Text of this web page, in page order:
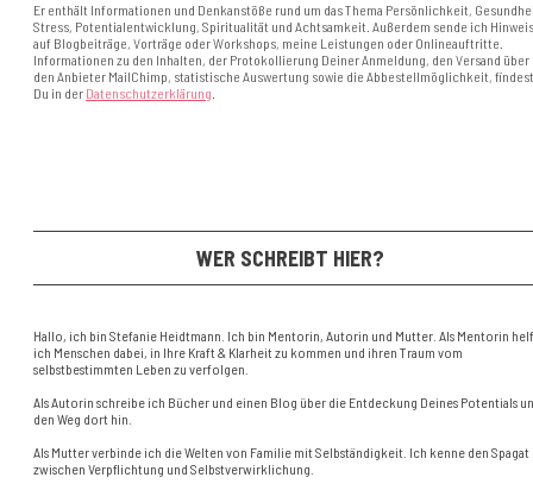
Er enthält Informationen und Denkanstöße rund um das Thema Persönlichkeit,
Stress, Potentialentwicklung, Spiritualität und Achtsamkeit. Außerdem sende ich
auf Blogbeiträge, Vorträge oder Workshops, meine Leistungen oder Onlineauftritte.
Informationen zu den Inhalten, der Protokollierung Deiner Anmeldung, den Versand über
den Anbieter MailChimp, statistische Auswertung sowie die Abbestellmöglichkeit, findest
Du in der Datenschutzerklärung
WER SCHREIBT HIER?
Hallo, ich bin Stefanie Heidtmann. Ich bin Mentorin, Autorin und Mutter. Als Mentorin
ich Menschen dabei, in Ihre Kraft & Klarheit zu kommen und ihren Traum vom
selbstbestimmten Leben zu verfolgen.
Als Autorin schreibe ich Bücher und einen Blog über die Entdeckung Deines Potentials
den Weg dort hin.
Als Mutter verbinde ich die Welten von Familie mit Selbständigkeit. Ich kenne den Spagat
zwischen Verpflichtung und Selbstverwirklichung.